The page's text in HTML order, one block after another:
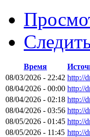
Время
08/03/2026 - 22:42 http://
08/04/2026 - 00:00 http://
08/04/2026 - 02:18 http://
08/04/2026 - 03:56 http://
08/05/2026 - 01:45 http://
08/05/2026 - 11:45 http://